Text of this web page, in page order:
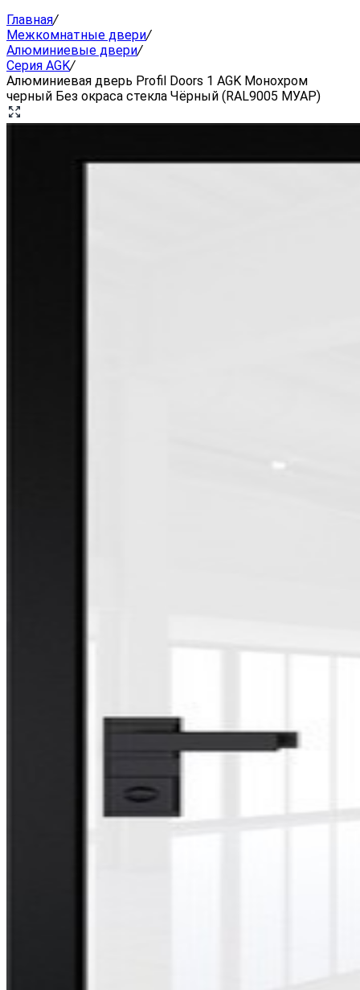
Главная/
Межкомнатные двери/
Алюминиевые двери/
Серия AGK/
Алюминиевая дверь Profil Doors 1 AGK Монохром
черный Без окраса стекла Чёрный (RAL9005 МУАР)